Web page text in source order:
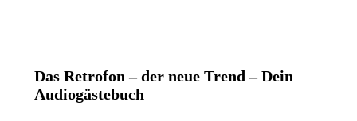
Das Retrofon – der neue Trend – Dein
Audiogästebuch